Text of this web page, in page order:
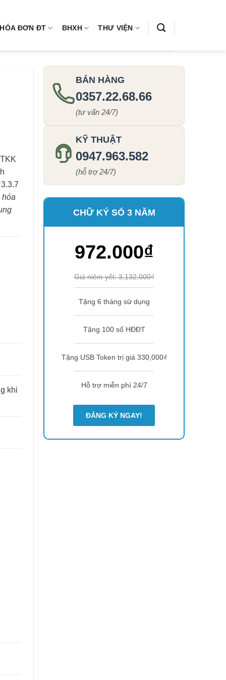
HÓA ĐƠN ĐT BHXH THƯ VIỆN
hóa
khi
BÁN HÀNG
0357.22.68.66
(tư vấn 24/7)
KỸ THUẬT
0947.963.582
(hỗ trợ 24/7)
CHỮ KÝ SỐ 3 NĂM
972.000₫
Giá niêm yết: 3,132,000₫
Tặng 6 tháng sử dụng
Tặng 100 số HĐĐT
Tặng USB Token trị giá 330,000₫
Hỗ trợ miễn phí 24/7
ĐĂNG KÝ NGAY!